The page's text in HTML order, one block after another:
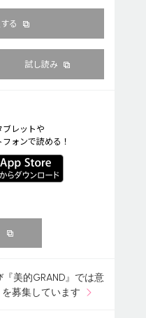
る
試し読み
レットや
フォンで読める！
『美的GRAND』では意
募集しています